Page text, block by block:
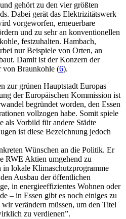
gehört zu den vier größten
Dabei gerät das Elektrizitätswerk
vorgeworfen, erneuerbare
und zu sehr an konventionellen
festzuhalten. Hambach,
nur Beispiele von Orten, an
Damit ist der Konzern der
von Braunkohle (6).
zur grünen Hauptstadt Europas
der Europäischen Kommission ist
begründet worden, den Essen
vollzogen habe. Somit spiele
als Vorbild für andere Städte
ist diese Bezeichnung jedoch
Wünschen an die Politik. Er
RWE Aktien umgehend zu
lokale Klimaschutzprogramme
Ausbau der öffentlichen
in energieeffizientes Wohnen oder
– in Essen gibt es noch einiges zu
verändern müssen, um den Titel
zu verdienen”.